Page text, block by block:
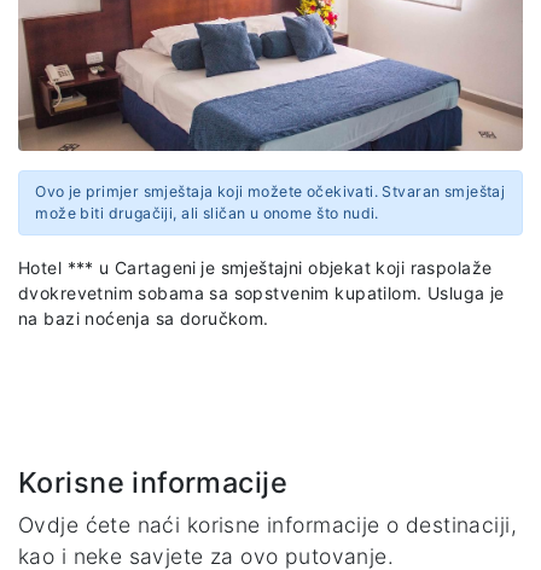
Ovo je primjer smještaja koji možete očekivati. Stvaran smještaj
može biti drugačiji, ali sličan u onome što nudi.
Hotel *** u Cartageni je smještajni objekat koji raspolaže
dvokrevetnim sobama sa sopstvenim kupatilom. Usluga je
na bazi noćenja sa doručkom.
Korisne informacije
Ovdje ćete naći korisne informacije o destinaciji,
kao i neke savjete za ovo putovanje.